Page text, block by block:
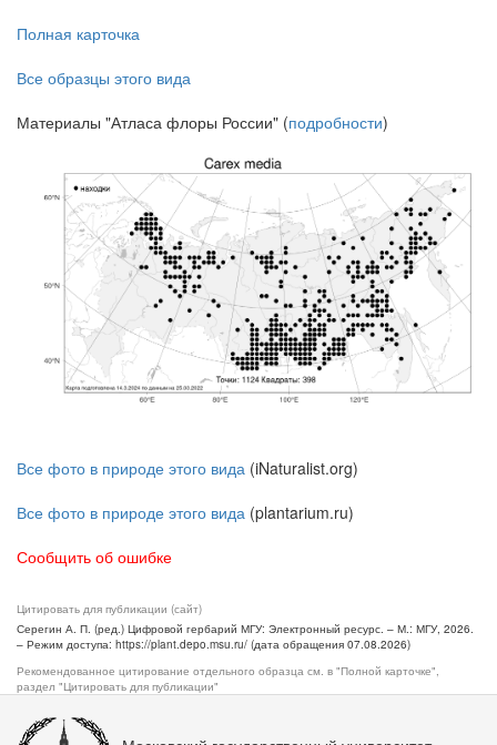
Полная карточка
Все образцы этого вида
Материалы "Атласа флоры России" (подробности)
Все фото в природе этого вида (iNaturalist.org)
Все фото в природе этого вида (plantarium.ru)
Сообщить об ошибке
Цитировать для публикации (сайт)
Серегин А. П. (ред.) Цифровой гербарий МГУ: Электронный ресурс. – М.: МГУ, 2026.
– Режим доступа: https://plant.depo.msu.ru/ (дата обращения 07.08.2026)
Рекомендованное цитирование отдельного образца см. в "Полной карточке",
раздел "Цитировать для публикации"